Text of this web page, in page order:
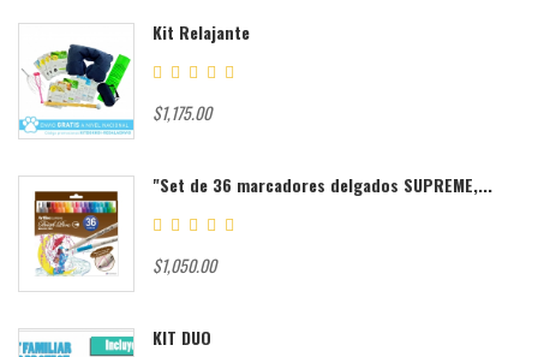
Kit Relajante
$1,175.00
"Set de 36 marcadores delgados SUPREME,...
$1,050.00
KIT DUO